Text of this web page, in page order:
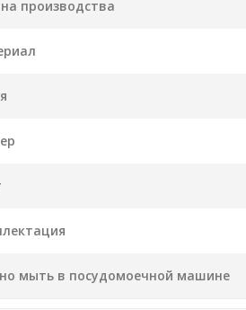
производства
мыть в посудомоечной машине